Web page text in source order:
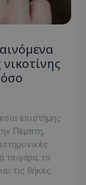
επιστήμης
Πέμπτη,
τσιγάρα, τα
τις θήκες